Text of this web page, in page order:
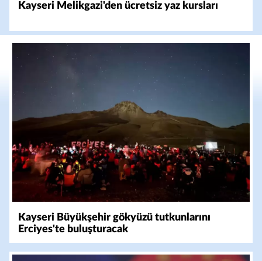
Kayseri Melikgazi'den ücretsiz yaz kursları
Kayseri Büyükşehir gökyüzü tutkunlarını
Erciyes'te buluşturacak